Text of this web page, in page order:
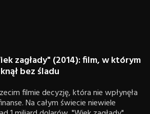
zagłady" (2014): film, w którym
bez śladu
filmie decyzję, która nie wpłynęła
Na całym świecie niewiele